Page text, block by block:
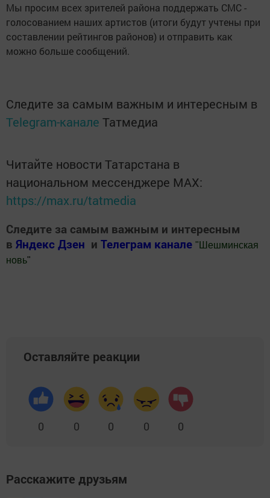
Мы просим всех зрителей района поддержать СМС -
голосованием наших артистов (итоги будут учтены при
составлении рейтингов районов) и отправить как
можно больше сообщений.
Следите за самым важным и интересным в
Telegram-канале Татмедиа
Читайте новости Татарстана в
национальном мессенджере MАХ:
https://max.ru/tatmedia
Следите за самым важным и интересным
в Яндекс Дзен и Телеграм канале " Шешминская
новь"
Оставляйте реакции
0 0 0 0 0
Расскажите друзьям